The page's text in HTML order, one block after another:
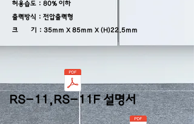
허용습도 : 80% 이하
출력방식 : 전압출력형
​크 기 : 35mm X 85mm X (H)22.5mm
RS-11,RS-11F 설명서